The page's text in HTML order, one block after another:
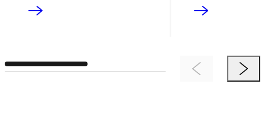
Previous ItemNext